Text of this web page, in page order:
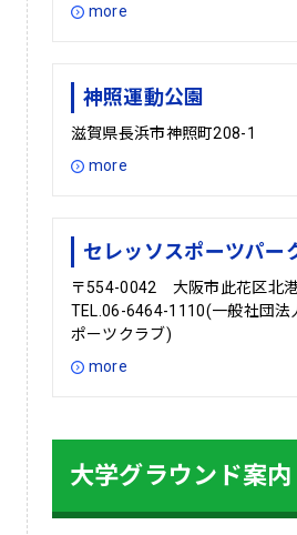
more
神照運動公園
滋賀県長浜市神照町208-1
more
セレッソスポーツパー
〒554-0042 大阪市此花区北
TEL.06-6464-1110(一般社団法
ポーツクラブ)
more
大学グラウンド案内